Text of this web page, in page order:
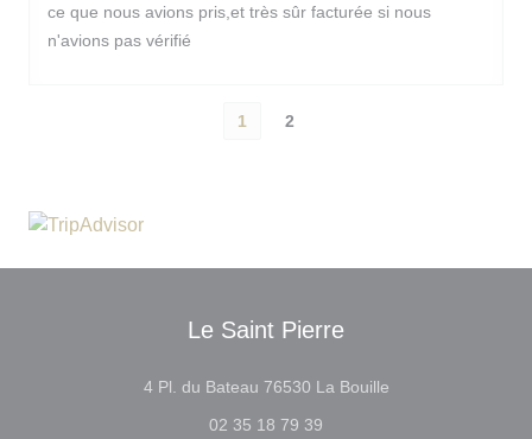
ce que nous avions pris,et très sûr facturée si nous
n'avions pas vérifié
1 2
Le Saint Pierre
4 Pl. du Bateau 76530 La Bouille((ouvre une
02 35 18 79 39